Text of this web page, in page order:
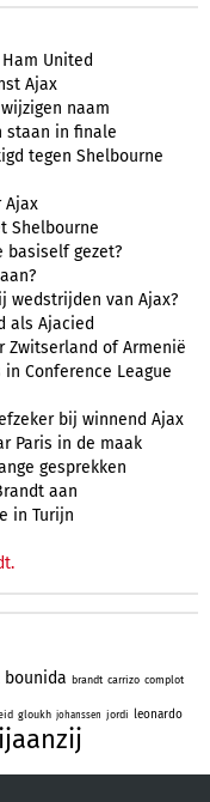
United
Ajax
naam
staan in finale
tegen Shelbourne
Ajax
Shelbourne
basiself gezet?
wedstrijden van Ajax?
als Ajacied
Zwitserland of Armenië
Conference League
bij winnend Ajax
Paris in de maak
gesprekken
aan
in Turijn
bounida brandt carrizo complot
gloukh johanssen jordi leonardo